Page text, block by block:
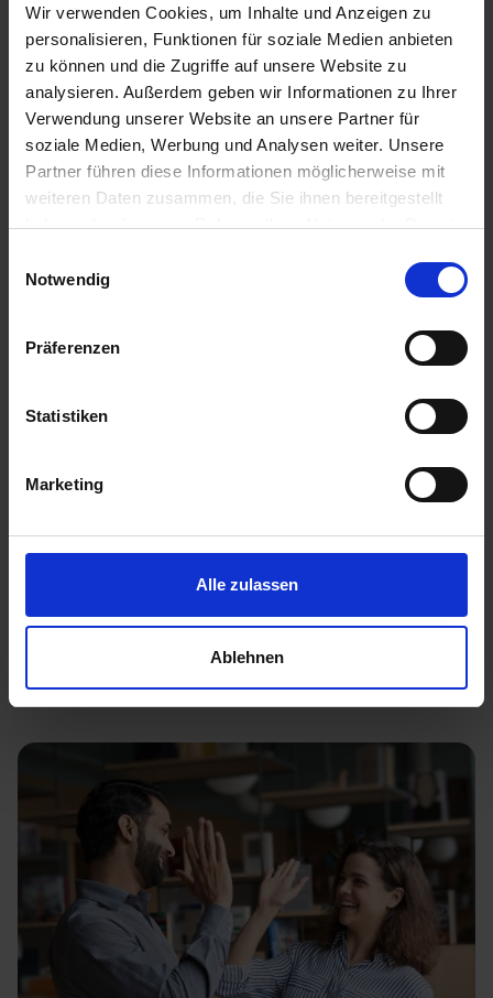
Wir verwenden Cookies, um Inhalte und Anzeigen zu
personalisieren, Funktionen für soziale Medien anbieten
zu können und die Zugriffe auf unsere Website zu
analysieren. Außerdem geben wir Informationen zu Ihrer
Verwendung unserer Website an unsere Partner für
soziale Medien, Werbung und Analysen weiter. Unsere
Partner führen diese Informationen möglicherweise mit
weiteren Daten zusammen, die Sie ihnen bereitgestellt
haben oder die sie im Rahmen Ihrer Nutzung der Dienste
Notwendig
Präferenzen
Statistiken
Marketing
Alle zulassen
Ablehnen
Jobwechsel ursächlich ist: Arbeitnehmer*innen
möchten keine Anstellung mehr hinnehmen, bei
der sie unter einer „schlechten“ Führungskraft
tätig sind.
Denn das Verhalten der Vorgesetzten ist
wichtig für ein gutes Arbeitsklima und die
Unternehmenskultur. Ein Faktor, der dabei nicht
Wertschätzung. Neben Kriterien wie einer
ausgestatteten Arbeitsplatz und attraktiven
Mitarbeitende auch eine nicht finanzielle
Führungsstil, der von Wertschätzung geprägt
ist, ist daher ein Must-have für ein Jobumfeld, in
welchem Mitarbeitende sich wohlfühlen und